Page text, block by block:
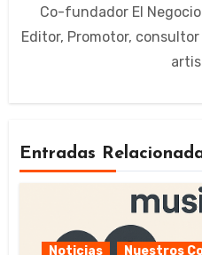
Co-fundador El
Editor, Promotor,
Entradas
Noticias Nuestros